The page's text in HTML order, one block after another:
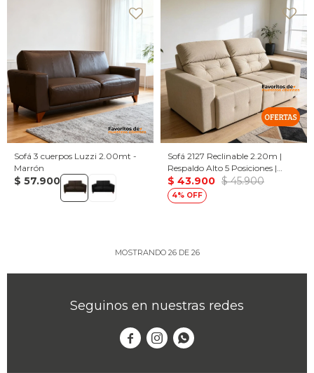
Sofá 3 cuerpos Luzzi 2.00mt -
Marrón
$ 57.900
Sofá 2127 Reclinable 2.20m |
Respaldo Alto 5 Posiciones |
Resortes Pocket + Espuma D28 |
Asientos Retráctiles
$ 43.900 $ 45.900
4
MOSTRANDO 26DE 26
Seguinos en nuestras redes
  